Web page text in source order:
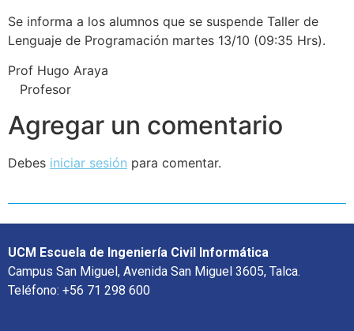
Se informa a los alumnos que se suspende Taller de
Lenguaje de Programación martes 13/10 (09:35 Hrs).
Prof Hugo Araya
Profesor
Agregar un comentario
Debes iniciar sesión para comentar.
UCM Escuela de Ingeniería Civil Informática
Campus San Miguel, Avenida San Miguel 3605, Talca.
Teléfono: +56 71 298 600